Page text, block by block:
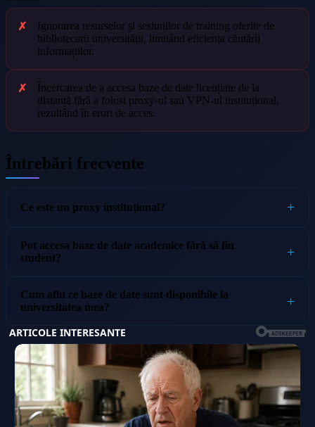
Ignorarea resurselor și sesiunilor de training oferite de
bibliotecarii universității, limitând eficiența căutării
informațiilor.
Încercarea de a accesa baze de date licențiate de la
distanță fără a folosi proxy-ul sau VPN-ul instituțional,
rezultând în erori de acces.
Întrebări frecvente
Ce este un proxy instituțional?
Pot accesa baze de date academice fără să fiu
student?
Cum aflu ce baze de date sunt disponibile la
universitatea mea?